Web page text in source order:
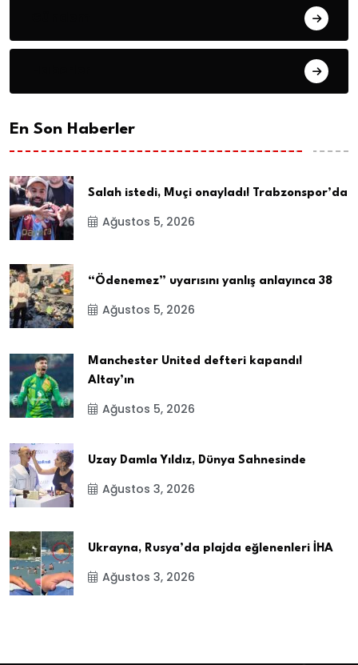
En Son Haberler
Salah istedi, Muçi onayladı! Trabzonspor’da
Ağustos 5, 2026
“Ödenemez” uyarısını yanlış anlayınca 38
Ağustos 5, 2026
Manchester United defteri kapandı!
Altay’ın
Ağustos 5, 2026
Uzay Damla Yıldız, Dünya Sahnesinde
Ağustos 3, 2026
Ukrayna, Rusya’da plajda eğlenenleri İHA
Ağustos 3, 2026